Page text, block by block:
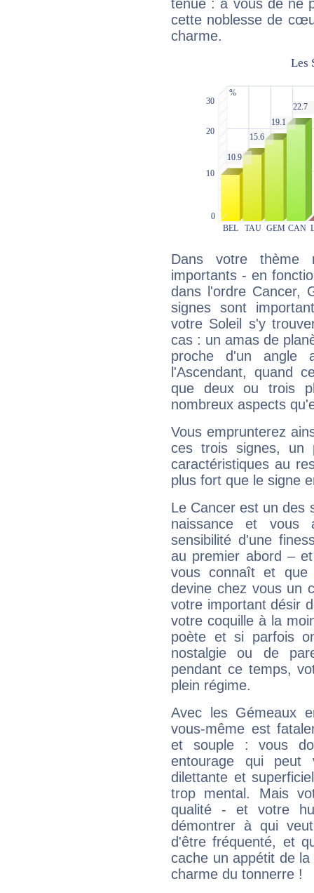
ténue : à vous de ne
cette noblesse de
charme.
Dans votre thème
importants - en
dans l'ordre Cancer,
signes sont
votre Soleil s'y
cas : un amas de
proche d'un
l'Ascendant, quand
que deux ou trois
nombreux aspects
Vous emprunterez
ces trois signes, un
caractéristiques au
plus fort que le signe
Le Cancer est un des
naissance et vous
sensibilité d'une
au premier abord –
vous connaît et
devine chez vous un
votre important désir
votre coquille à la
poète et si parfois
nostalgie ou de
pendant ce temps,
plein régime.
Avec les Gémeaux
vous-même est
et souple : vous
entourage qui
dilettante et
trop mental. Mais
qualité - et votre
démontrer à qui
d'être fréquenté, et
cache un appétit de
charme du tonnerre !